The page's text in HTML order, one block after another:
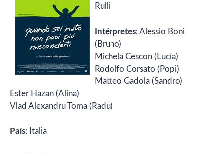
Rulli
Intérpretes: Alessio Boni
(Bruno)
Michela Cescon (Lucía)
Rodolfo Corsato (Popi)
Matteo Gadola (Sandro)
Ester Hazan (Alina)
Vlad Alexandru Toma (Radu)
País: Italia